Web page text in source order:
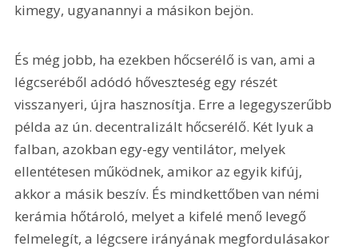
kimegy, ugyanannyi a másikon bejön.
És még jobb, ha ezekben hőcserélő is van, ami a
légcseréből adódó hőveszteség egy részét
visszanyeri, újra hasznosítja. Erre a legegyszerűbb
példa az ún. decentralizált hőcserélő. Két lyuk a
falban, azokban egy-egy ventilátor, melyek
ellentétesen működnek, amikor az egyik kifúj,
akkor a másik beszív. És mindkettőben van némi
kerámia hőtároló, melyet a kifelé menő levegő
felmelegít, a légcsere irányának megfordulásakor